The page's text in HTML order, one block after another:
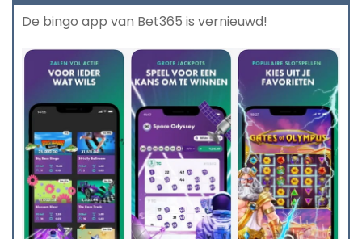
De bingo app van Bet365 is vernieuwd!